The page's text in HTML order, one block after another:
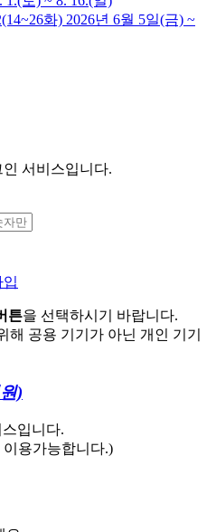
서비스입니다.
튼을 선택하시기 바랍니다.
해 공용 기기가 아닌 개인 기기
)
입니다.
이용가능합니다.)